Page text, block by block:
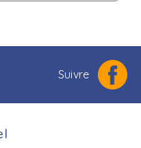
Suivre